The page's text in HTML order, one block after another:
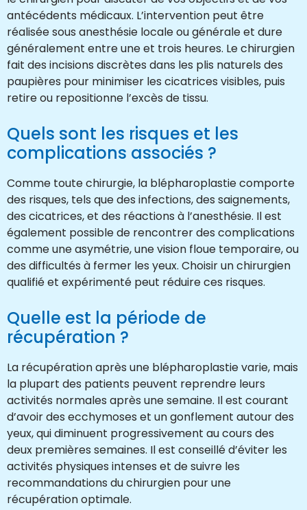
antécédents médicaux. L’intervention peut être
réalisée sous anesthésie locale ou générale et dure
généralement entre une et trois heures. Le chirurgien
fait des incisions discrètes dans les plis naturels des
paupières pour minimiser les cicatrices visibles, puis
retire ou repositionne l’excès de tissu.
Quels sont les risques et les
complications associés ?
Comme toute chirurgie, la blépharoplastie comporte
des risques, tels que des infections, des saignements,
des cicatrices, et des réactions à l’anesthésie. Il est
également possible de rencontrer des complications
comme une asymétrie, une vision floue temporaire, ou
des difficultés à fermer les yeux. Choisir un chirurgien
qualifié et expérimenté peut réduire ces risques.
Quelle est la période de
récupération ?
La récupération après une blépharoplastie varie, mais
la plupart des patients peuvent reprendre leurs
activités normales après une semaine. Il est courant
d’avoir des ecchymoses et un gonflement autour des
yeux, qui diminuent progressivement au cours des
deux premières semaines. Il est conseillé d’éviter les
activités physiques intenses et de suivre les
recommandations du chirurgien pour une
récupération optimale.